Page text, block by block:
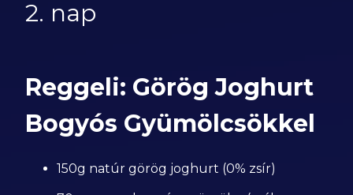
2. nap
Reggeli: Görög Joghurt
Bogyós Gyümölcsökkel
150g natúr görög joghurt (0% zsír)